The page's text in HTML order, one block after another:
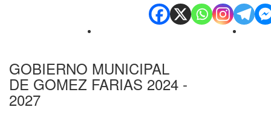
GOBIERNO MUNICIPAL
DE GOMEZ FARIAS 2024 -
2027